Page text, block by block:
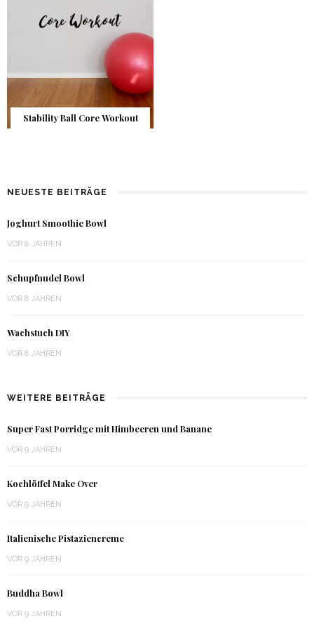
Stability Ball Core Workout
NEUESTE BEITRÄGE
Joghurt Smoothie Bowl
VOR 8 JAHREN
Schupfnudel Bowl
VOR 8 JAHREN
Wachstuch DIY
VOR 8 JAHREN
WEITERE BEITRÄGE
Super Fast Porridge mit Himbeeren und Banane
VOR 9 JAHREN
Kochlöffel Make Over
VOR 9 JAHREN
Italienische Pistaziencreme
VOR 9 JAHREN
Buddha Bowl
VOR 9 JAHREN